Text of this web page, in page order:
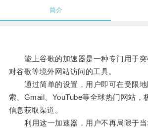
简介
能上谷歌的加速器是一种专门用于突
对谷歌等境外网站访问的工具。
通过简单的设置，用户即可在受限地
索、Gmail、YouTube等全球热门网站，
信息获取渠道。
利用这一加速器，用户不再局限于当